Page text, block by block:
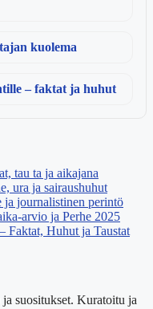
kuolema
– faktat ja huhut
tau ta ja aikajana
ura ja sairaushuhut
journalistinen perintö
arvio ja Perhe 2025
Faktat, Huhut ja Taustat
suositukset. Kuratoitu ja